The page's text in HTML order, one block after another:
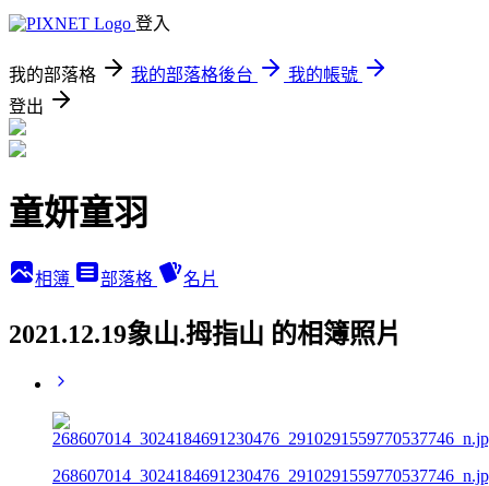
登入
我的部落格 我的部落格後台
我的帳號
登出
童妍童羽
相簿 部落格 名片
2021.12.19象山.拇指山 的相簿照片